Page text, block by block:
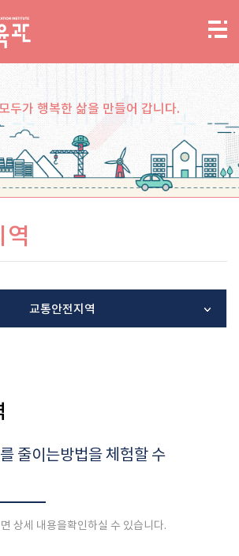
두가 행복한 삶을 만들어 갑니다.
역
교통안전지역
줄이는방법을 체험할 수
상세 내용을확인하실 수 있습니다.